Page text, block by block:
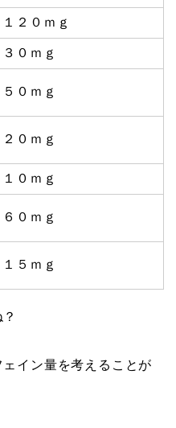
１２０ｍｇ
３０ｍｇ
５０ｍｇ
２０ｍｇ
１０ｍｇ
６０ｍｇ
１５ｍｇ
イン量を考えることが